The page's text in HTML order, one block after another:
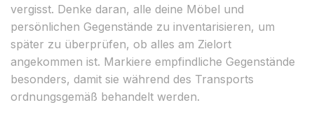
vergisst. Denke daran, alle deine Möbel und
persönlichen Gegenstände zu inventarisieren, um
später zu überprüfen, ob alles am Zielort
angekommen ist. Markiere empfindliche Gegenstände
besonders, damit sie während des Transports
ordnungsgemäß behandelt werden.